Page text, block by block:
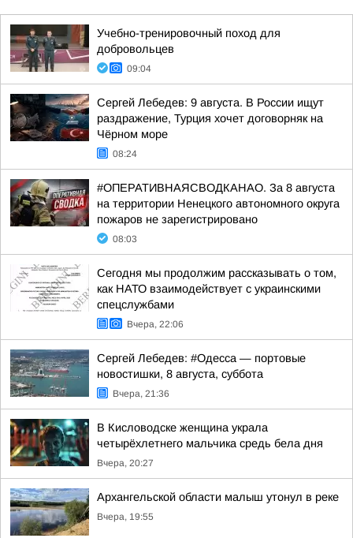
Учебно-тренировочный поход для
добровольцев
09:04
Сергей Лебедев: 9 августа. В России ищут
раздражение, Турция хочет договорняк на
Чёрном море
08:24
#ОПЕРАТИВНАЯСВОДКАНАО. За 8 августа
на территории Ненецкого автономного округа
пожаров не зарегистрировано
08:03
Сегодня мы продолжим рассказывать о том,
как НАТО взаимодействует с украинскими
спецслужбами
Вчера, 22:06
Сергей Лебедев: #Одесса — портовые
новостишки, 8 августа, суббота
Вчера, 21:36
В Кисловодске женщина украла
четырёхлетнего мальчика средь бела дня
Вчера, 20:27
Архангельской области малыш утонул в реке
Вчера, 19:55